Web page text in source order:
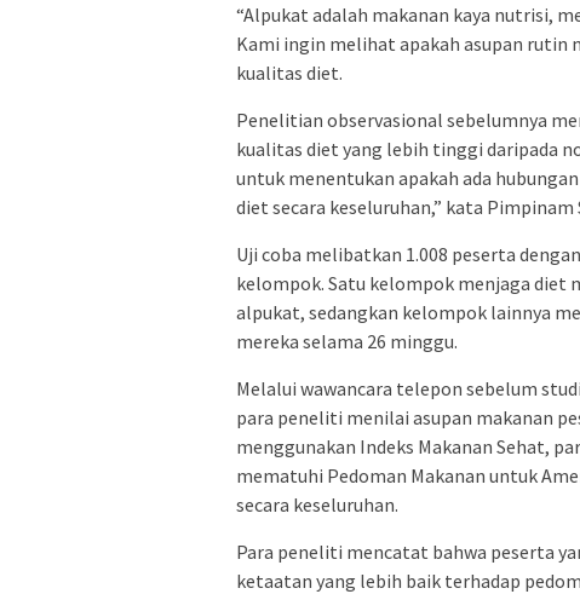
“Alpukat adalah makanan kaya nutrisi,
Kami ingin melihat apakah asupan rutin
kualitas diet.
Penelitian observasional sebelumnya
kualitas diet yang lebih tinggi daripada
untuk menentukan apakah ada
diet secara keseluruhan,” kata
Uji coba melibatkan 1.008 peserta
kelompok. Satu kelompok menjaga diet
alpukat, sedangkan kelompok lainnya
mereka selama 26 minggu.
Melalui wawancara telepon sebelum
para peneliti menilai asupan makanan
menggunakan Indeks Makanan Sehat,
mematuhi Pedoman Makanan untuk
secara keseluruhan.
Para peneliti mencatat bahwa peserta
ketaatan yang lebih baik terhadap